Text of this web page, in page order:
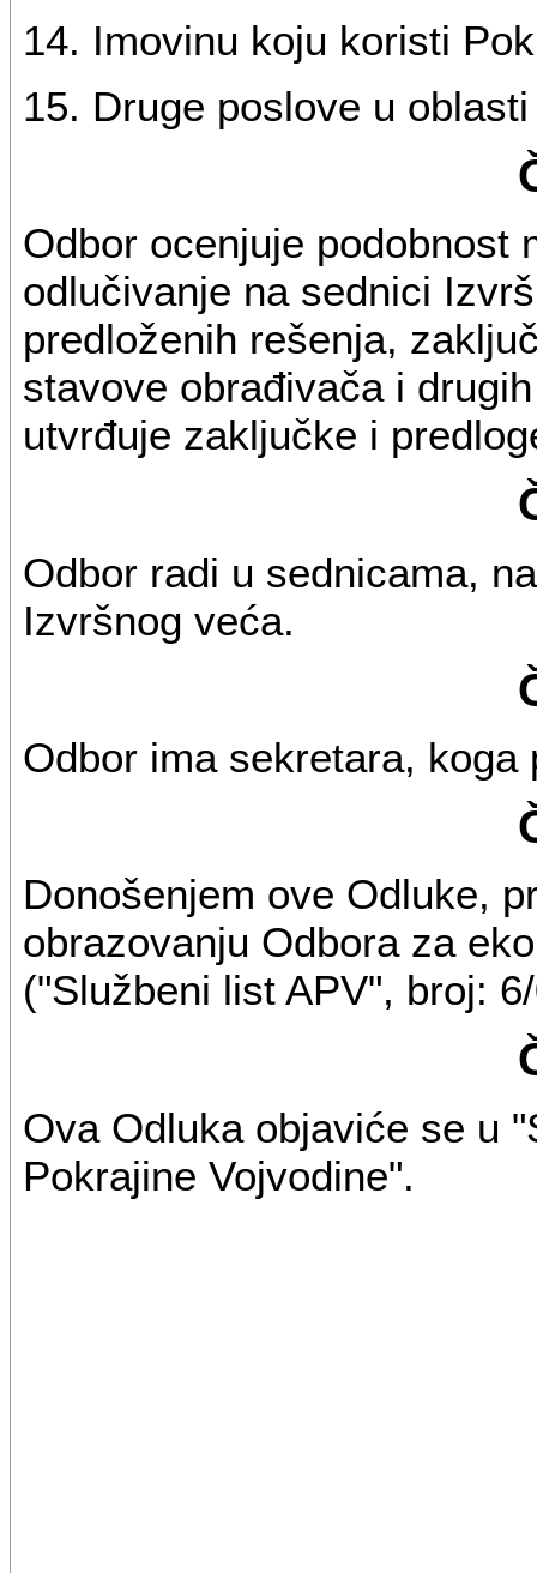
14. Imovinu koju koristi
15. Druge poslove u
Odbor ocenjuje podobnost
odlučivanje na sednici
predloženih rešenja,
stavove obrađivača i
utvrđuje zaključke i
Odbor radi u sednicama,
Izvršnog veća.
Odbor ima sekretara,
Donošenjem ove Odluke,
obrazovanju Odbora za
("Službeni list APV", broj:
Ova Odluka objaviće se u
Pokrajine Vojvodine".